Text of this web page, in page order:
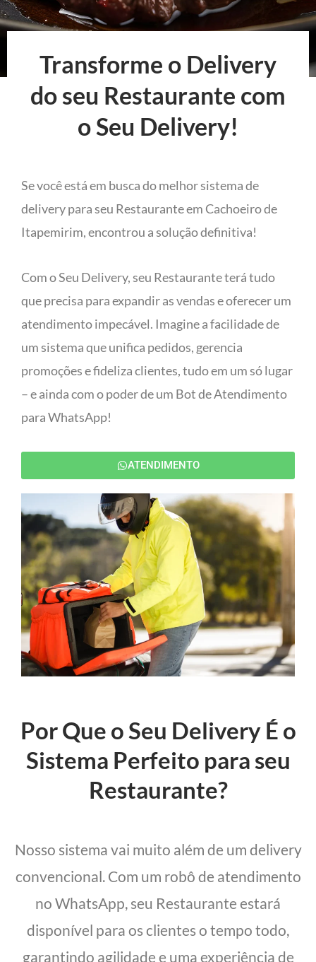
Transforme o Delivery
do seu Restaurante com
o Seu Delivery!
Se você está em busca do melhor sistema de
delivery para seu Restaurante em Cachoeiro de
Itapemirim, encontrou a solução definitiva!
Com o Seu Delivery, seu Restaurante terá tudo
que precisa para expandir as vendas e oferecer um
atendimento impecável. Imagine a facilidade de
um sistema que unifica pedidos, gerencia
promoções e fideliza clientes, tudo em um só lugar
– e ainda com o poder de um Bot de Atendimento
para WhatsApp!
ATENDIMENTO
Por Que o Seu Delivery É o
Sistema Perfeito para seu
Restaurante?
Nosso sistema vai muito além de um delivery
convencional. Com um robô de atendimento
no WhatsApp, seu Restaurante estará
disponível para os clientes o tempo todo,
garantindo agilidade e uma experiência de